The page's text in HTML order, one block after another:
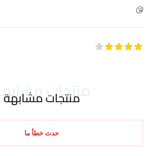
😘
منتجات مشابهة
منتجات مشابهة
حدث خطأ ما